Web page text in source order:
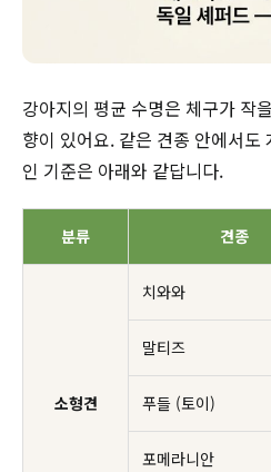
강아지의 평균 수명은 체구가 작
향이 있어요. 같은 견종 안에서도
인 기준은 아래와 같답니다.
분류 견종
소형견
치와와
말티즈
푸들 (토이)
포메라니안